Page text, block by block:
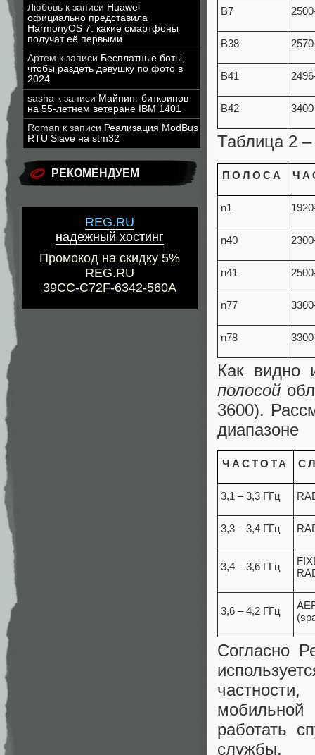
Любовь к записи Huawei
официально представила
HarmonyOS 7: какие смартфоны
получат её первыми
Артем к записи Бесплатные боты,
чтобы раздеть девушку по фото в
2024
sasha к записи Майнинг биткоинов
на 55-летнем ветеране IBM 1401
Roman к записи Реализация ModBus
RTU Slave на stm32
РЕКОМЕНДУЕМ
REG.RU
надежный хостинг
Промокод на скидку 5%
REG.RU
39CC-C72F-6342-560A
B7
B38
B41
B42
Таблица 2
ПОЛОСА
n1
n40
n41
n77
n78
Как
полосой
3600).
диапазоне
ЧАСТОТА
3,1 – 3,3 ГГц
3,3 – 3,4 ГГц
3,4 – 3,6 ГГц
3,6 – 4,2 ГГц
Согласно
работать
службы.